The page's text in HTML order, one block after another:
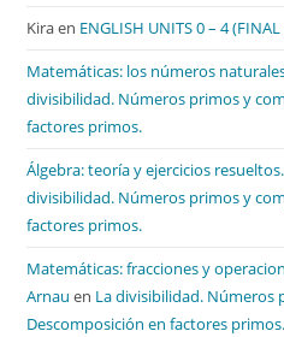
Kiraen ENGLISH UNITS 0 – 4
Matemáticas: los números
divisibilidad. Números primos y
factores primos.
Álgebra: teoría y ejercicios
divisibilidad. Números primos y
factores primos.
Matemáticas: fracciones y
Arnau en La divisibilidad. Números
Descomposición en factores primos.